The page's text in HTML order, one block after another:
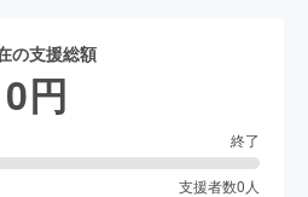
の支援総額
0円
終了
支援者数0 人